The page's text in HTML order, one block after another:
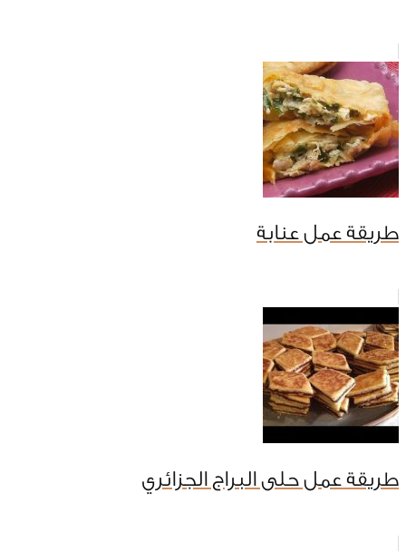
طريقة عمل عنابة
طريقة عمل حلى البراج الجزائري